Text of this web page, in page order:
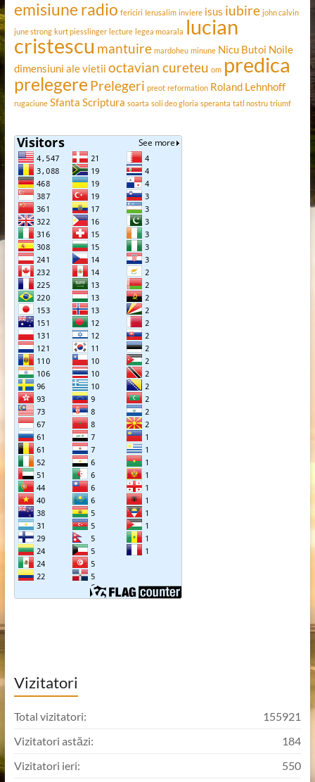
emisiune radio fericiri Ierusalim inviere isus iubire john calvin
june strong kurt piesslinger lecture legea moarala lucian
cristescu mantuire mardoheu minune Nicu Butoi Noile
dimensiuni ale vietii octavian cureteu om predica
prelegere Prelegeri preot reformation Roland Lehnhoff
rugaciune Sfanta Scriptura soarta soli deo gloria speranta tatl nostru triumf
Vizitatori
155921
Total vizitatori:
184
Vizitatori astăzi:
550
Vizitatori ieri: